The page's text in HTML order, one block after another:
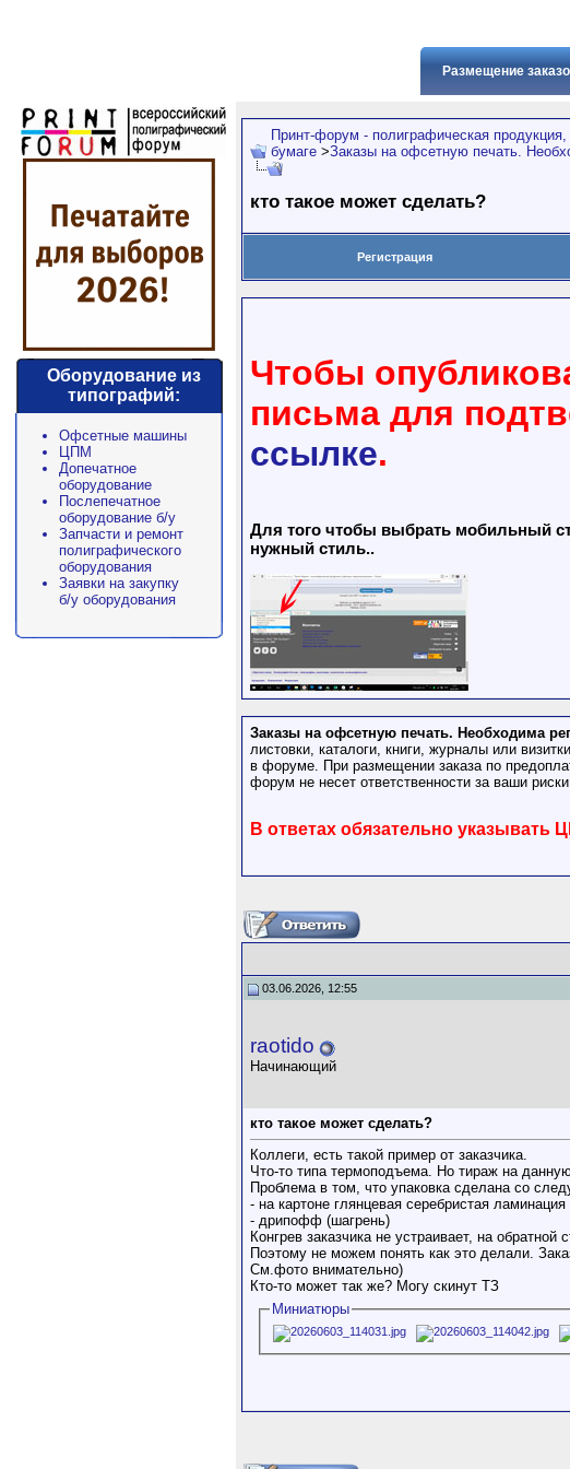
Размещение
Оборудование из
типографий:
Офсетные машины
ЦПМ
Допечатное
оборудование
Послепечатное
оборудование б/у
Запчасти и ремонт
полиграфического
оборудования
Заявки на закупку
б/у оборудования
Принт-форум - полиграфическая
бумаге >Заказы на офсетную печать.
кто такое может сделать?
Регистрация
Чтобы
письма для
ссылке.
Для того чтобы выбрать мобильный
нужный стиль..
Заказы на офсетную печать. Необходима
листовки, каталоги, книги, журналы или
в форуме. При размещении заказа по
форум не несет ответственности за ваши
В ответах обязательно
03.06.2026, 12:55
raotido
Начинающий
кто такое может сделать?
Коллеги, есть такой пример от заказчика.
Что-то типа термоподъема. Но тираж на
Проблема в том, что упаковка сделана со
- на картоне глянцевая серебристая ламинация
- дрипофф (шагрень)
Конгрев заказчика не устраивает, на
Поэтому не можем понять как это делали.
См.фото внимательно)
Кто-то может так же? Могу скинут ТЗ
Миниатюры